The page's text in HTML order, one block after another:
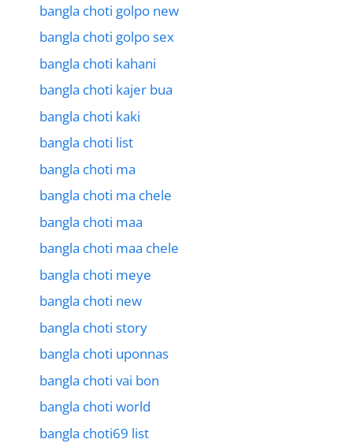
bangla choti golpo new
bangla choti golpo sex
bangla choti kahani
bangla choti kajer bua
bangla choti kaki
bangla choti list
bangla choti ma
bangla choti ma chele
bangla choti maa
bangla choti maa chele
bangla choti meye
bangla choti new
bangla choti story
bangla choti uponnas
bangla choti vai bon
bangla choti world
bangla choti69 list